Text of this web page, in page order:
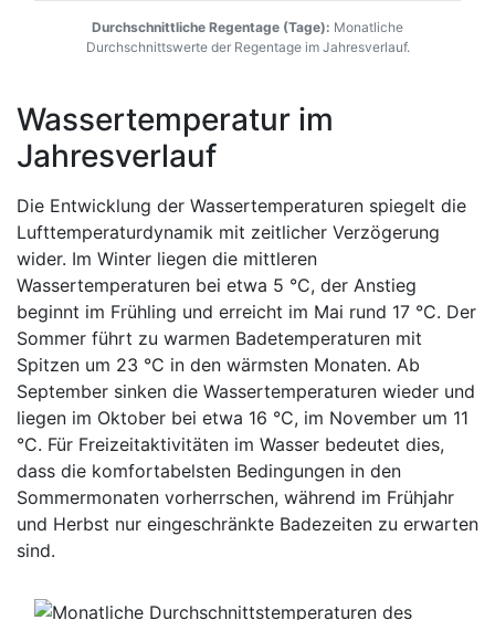
Durchschnittliche Regentage (Tage): Monatliche
Durchschnittswerte der Regentage im Jahresverlauf.
Wassertemperatur im
Jahresverlauf
Die Entwicklung der Wassertemperaturen spiegelt die
Lufttemperaturdynamik mit zeitlicher Verzögerung
wider. Im Winter liegen die mittleren
Wassertemperaturen bei etwa 5 °C, der Anstieg
beginnt im Frühling und erreicht im Mai rund 17 °C. Der
Sommer führt zu warmen Badetemperaturen mit
Spitzen um 23 °C in den wärmsten Monaten. Ab
September sinken die Wassertemperaturen wieder und
liegen im Oktober bei etwa 16 °C, im November um 11
°C. Für Freizeitaktivitäten im Wasser bedeutet dies,
dass die komfortabelsten Bedingungen in den
Sommermonaten vorherrschen, während im Frühjahr
und Herbst nur eingeschränkte Badezeiten zu erwarten
sind.